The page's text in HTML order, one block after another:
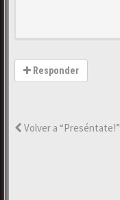
Responder
Volver a “Preséntate!”